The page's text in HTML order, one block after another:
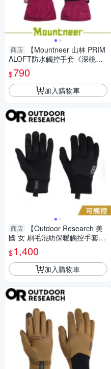
商店
【Mountneer 山林 PRIM
ALOFT防水觸控手套《深桃紅/
紫》】12G08/防風/透氣/保暖
$790
加入購物車
商店
【Outdoor Research 美
國 女 刷毛混紡保暖觸控手套
《黑》】300559/保暖手套/機
車手套/防滑手套
$1,400
加入購物車